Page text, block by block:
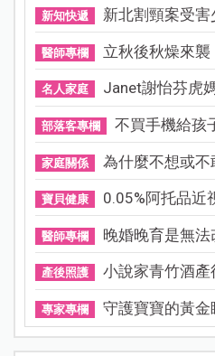
新知快遞 新北割頸案受害
醫師專欄 立秋後秋燥來襲
名人家庭 Janet謝怡芬虎
部落客專欄 不買手機給孩
家庭關係 為什麼不想或不
寶貝健康 0.05%阿托品近
醫師專欄 晚婚晚育是無法
產後照護 小說家青竹酒產
專家專欄 守護寶寶的黃金